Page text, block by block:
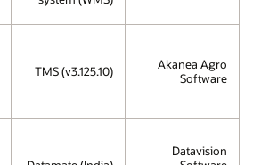
Akanea Agro
Software
TMS (v3.125.10)
Datavision